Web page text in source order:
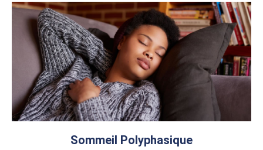
Sommeil Polyphasique